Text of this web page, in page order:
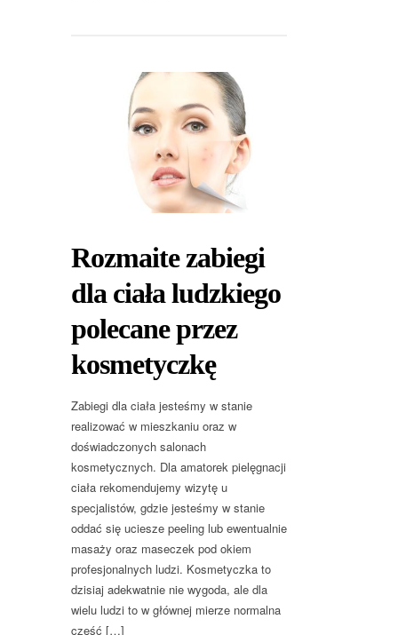
Rozmaite zabiegi
dla ciała ludzkiego
polecane przez
kosmetyczkę
Zabiegi dla ciała jesteśmy w stanie
realizować w mieszkaniu oraz w
doświadczonych salonach
kosmetycznych. Dla amatorek pielęgnacji
ciała rekomendujemy wizytę u
specjalistów, gdzie jesteśmy w stanie
oddać się uciesze peeling lub ewentualnie
masaży oraz maseczek pod okiem
profesjonalnych ludzi. Kosmetyczka to
dzisiaj adekwatnie nie wygoda, ale dla
wielu ludzi to w głównej mierze normalna
część […]